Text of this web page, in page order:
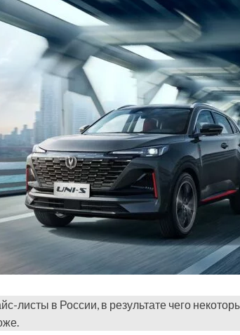
листы в России, в результате чего